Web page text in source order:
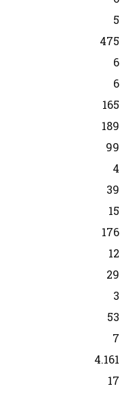
5
475
6
6
165
189
99
4
39
15
176
12
29
3
53
7
4.161
17